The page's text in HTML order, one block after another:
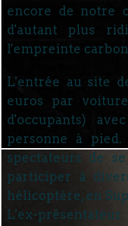
encore de notre
d'autant plus
l'empreinte
L'entrée au site
euros par
d'occupants)
personne à
spectateurs de
participer à
hélicoptère, en
L'ex-